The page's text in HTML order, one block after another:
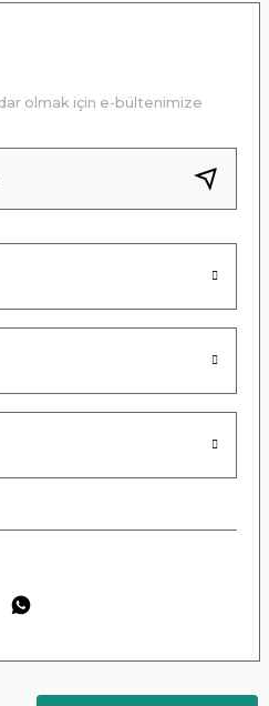
görüntülenemiyor.
pahalı.
olmalı.
olmak için e-bültenimize